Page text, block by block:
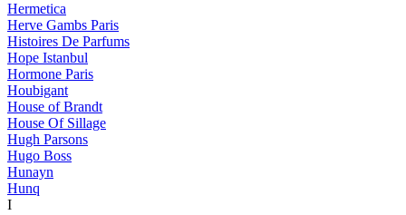
Hermetica
Herve Gambs Paris
Histoires De Parfums
Hope Istanbul
Hormone Paris
Houbigant
House of Brandt
House Of Sillage
Hugh Parsons
Hugo Boss
Hunayn
Hunq
I